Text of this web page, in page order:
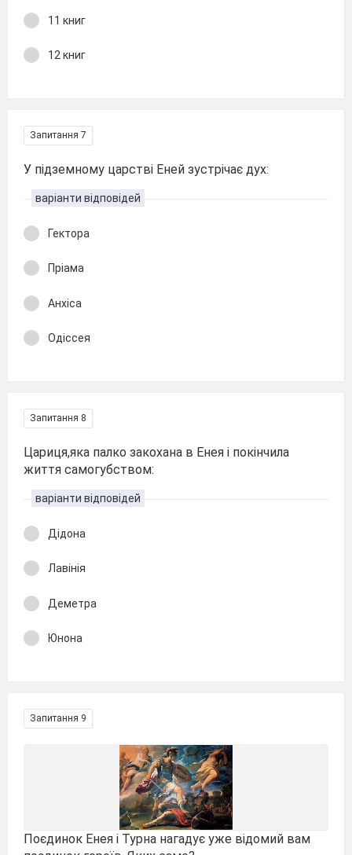
11 книг
12 книг
Запитання 7
У підземному царстві Еней зустрічає дух:
варіанти відповідей
Гектора
Пріама
Анхіса
Одіссея
Запитання 8
Цариця,яка палко закохана в Енея і покінчила
життя самогубством:
варіанти відповідей
Дідона
Лавінія
Деметра
Юнона
Запитання 9
Поєдинок Енея і Турна нагадує уже відомий вам